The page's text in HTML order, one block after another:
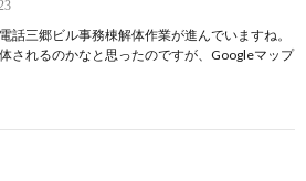
話三郷ビル事務棟解体作業が進んでいますね。
されるのかなと思ったのですが、Googleマップ